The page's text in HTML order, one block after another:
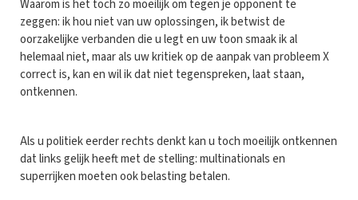
Waarom is het toch zo moeilijk om tegen je opponent te
zeggen: ik hou niet van uw oplossingen, ik betwist de
oorzakelijke verbanden die u legt en uw toon smaak ik al
helemaal niet, maar als uw kritiek op de aanpak van probleem X
correct is, kan en wil ik dat niet tegenspreken, laat staan,
ontkennen.
Als u politiek eerder rechts denkt kan u toch moeilijk ontkennen
dat links gelijk heeft met de stelling: multinationals en
superrijken moeten ook belasting betalen.